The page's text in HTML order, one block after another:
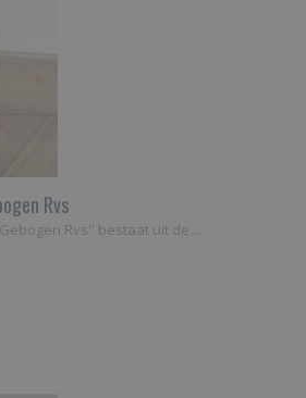
Rvs
Rvs'' bestaat uit de…